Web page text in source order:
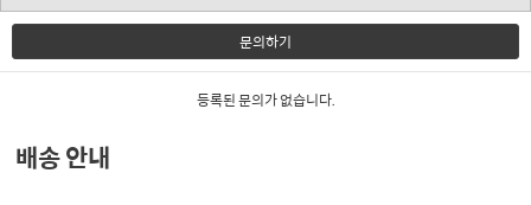
문의하기
등록된 문의가 없습니다.
배송 안내